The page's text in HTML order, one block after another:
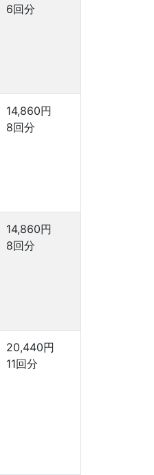
6回分
14,860円
8回分
14,860円
8回分
20,440円
11回分